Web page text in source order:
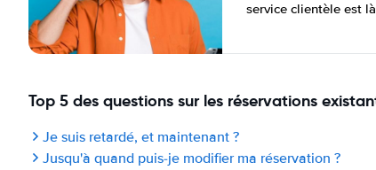
service clientèle est
Top 5 des questions sur les réservations
Je suis retardé, et maintenant ?
Jusqu'à quand puis-je modifier ma réservation ?